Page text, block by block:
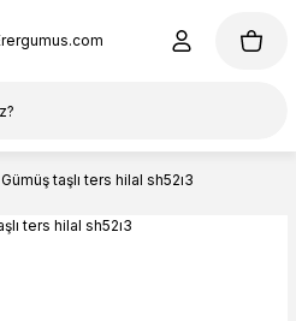
Gümüş taşlı ters hilal sh52ı3